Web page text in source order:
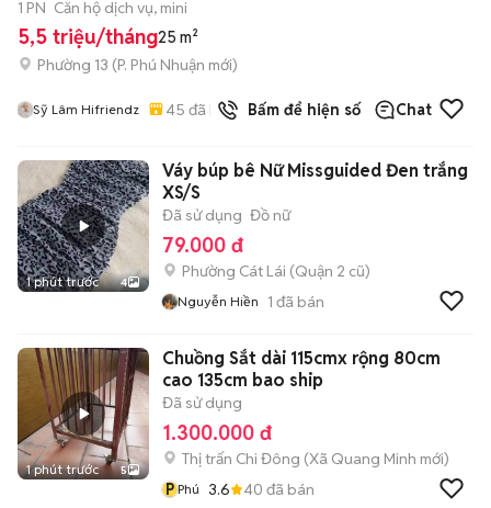
1 PN Căn hộ dịch vụ, mini
5,5 triệu/tháng25 m²
Phường 13 (P. Phú Nhuận mới)
Sỹ Lâm Hifriendz 45 đã bán Bấm để hiện số Chat
1 phút trước 4
Váy búp bê Nữ Missguided Đen trắng
XS/S
Đã sử dụng Đồ nữ
79.000 đ
Phường Cát Lái (Quận 2 cũ)
Nguyễn Hiền 1 đã bán
1 phút trước 5
Chuồng Sắt dài 115cmx rộng 80cm
cao 135cm bao ship
Đã sử dụng
1.300.000 đ
Thị trấn Chi Đông (Xã Quang Minh mới)
P Phú 3.6 40 đã bán